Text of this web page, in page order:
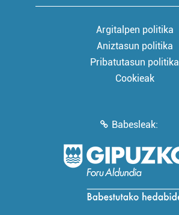
Argitalpen politika
Aniztasun politika
Pribatutasun politika
Cookieak
Babesleak: